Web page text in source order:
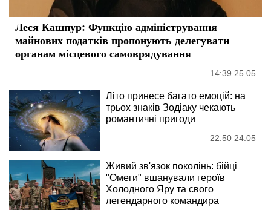
Леся Кашпур: Функцію адміністрування
майнових податків пропонують делегувати
органам місцевого самоврядування
14:39 25.05
Літо принесе багато емоцій: на
трьох знаків Зодіаку чекають
романтичні пригоди
22:50 24.05
Живий зв'язок поколінь: бійці
"Омеги" вшанували героїв
Холодного Яру та свого
легендарного командира